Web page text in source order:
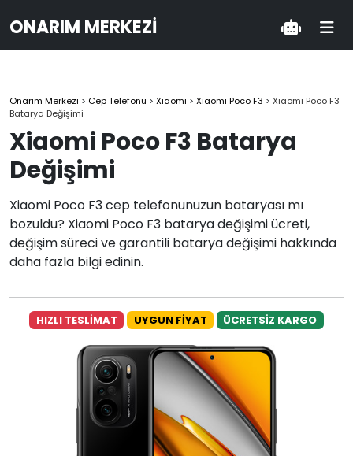
ONARIM MERKEZI
Onarım Merkezi > Cep Telefonu > Xiaomi > Xiaomi Poco F3 > Xiaomi Poco F3
Batarya Değişimi
Xiaomi Poco F3 Batarya
Değişimi
Xiaomi Poco F3 cep telefonunuzun bataryası mı
bozuldu? Xiaomi Poco F3 batarya değişimi ücreti,
değişim süreci ve garantili batarya değişimi hakkında
daha fazla bilgi edinin.
HIZLI TESLİMAT UYGUN FİYAT ÜCRETSİZ KARGO